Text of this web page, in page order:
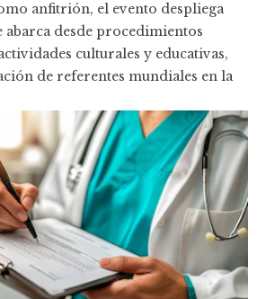
anfitrión, el evento despliega
abarca desde procedimientos
culturales y educativas,
de referentes mundiales en la